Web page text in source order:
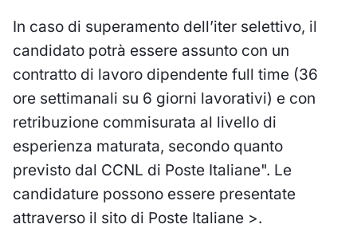
In caso di superamento dell’iter selettivo, il
candidato potrà essere assunto con un
contratto di lavoro dipendente full time (36
ore settimanali su 6 giorni lavorativi) e con
retribuzione commisurata al livello di
esperienza maturata, secondo quanto
previsto dal CCNL di Poste Italiane". Le
candidature possono essere presentate
attraverso il sito di Poste Italiane >.